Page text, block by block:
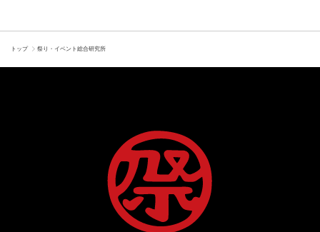
トップ 祭り・イベント総合研究所